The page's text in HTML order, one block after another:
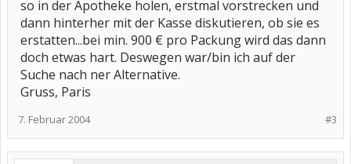
so in der Apotheke holen, erstmal vorstrecken und
dann hinterher mit der Kasse diskutieren, ob sie es
erstatten...bei min. 900 € pro Packung wird das dann
doch etwas hart. Deswegen war/bin ich auf der
Suche nach ner Alternative.
Gruss, Paris
#3
7. Februar 2004